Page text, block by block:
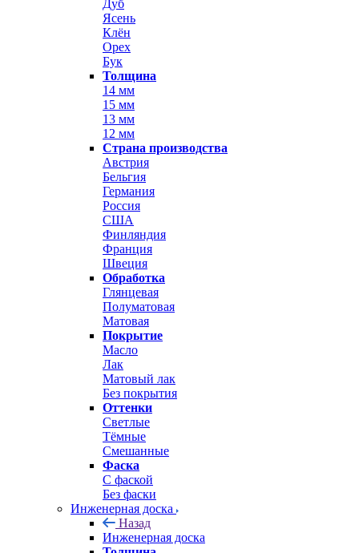
Дуб
Ясень
Клён
Орех
Бук
Толщина
14 мм
15 мм
13 мм
12 мм
Страна производства
Австрия
Бельгия
Германия
Россия
США
Финляндия
Франция
Швеция
Обработка
Глянцевая
Полуматовая
Матовая
Покрытие
Масло
Лак
Матовый лак
Без покрытия
Оттенки
Светлые
Тёмные
Смешанные
Фаска
С фаской
Без фаски
Инженерная доска
Назад
Инженерная доска